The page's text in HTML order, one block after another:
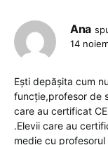
Ana
14
Ești depășita cum
funcție,profesor de
care au certificat
.Elevii care au
medie cu